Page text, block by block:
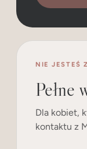
NIE JESTEŚ
Pełne
Dla kobiet,
kontaktu z